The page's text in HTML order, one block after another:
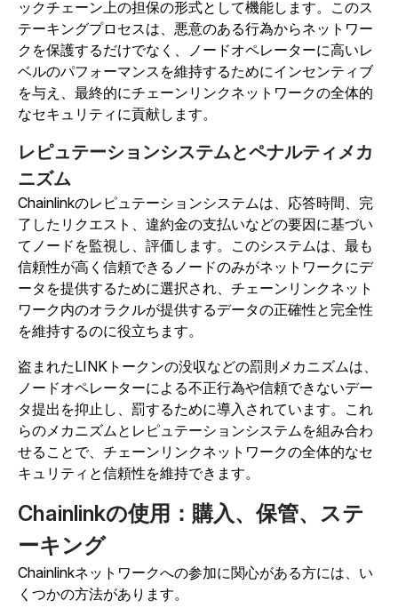
ックチェーン上の担保の形式として機能します。このス
テーキングプロセスは、悪意のある行為からネットワー
クを保護するだけでなく、ノードオペレーターに高いレ
ベルのパフォーマンスを維持するためにインセンティブ
を与え、最終的にチェーンリンクネットワークの全体的
なセキュリティに貢献します。
レピュテーションシステムとペナルティメカ
ニズム
Chainlinkのレピュテーションシステムは、応答時間、完
了したリクエスト、違約金の支払いなどの要因に基づい
てノードを監視し、評価します。このシステムは、最も
信頼性が高く信頼できるノードのみがネットワークにデ
ータを提供するために選択され、チェーンリンクネット
ワーク内のオラクルが提供するデータの正確性と完全性
を維持するのに役立ちます。
盗まれたLINKトークンの没収などの罰則メカニズムは、
ノードオペレーターによる不正行為や信頼できないデー
タ提出を抑止し、罰するために導入されています。これ
らのメカニズムとレピュテーションシステムを組み合わ
せることで、チェーンリンクネットワークの全体的なセ
キュリティと信頼性を維持できます。
Chainlinkの使用：購入、保管、ステ
ーキング
Chainlinkネットワークへの参加に関心がある方には、い
くつかの方法があります。